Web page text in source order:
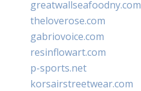
greatwallseafoodny.com
theloverose.com
gabriovoice.com
resinflowart.com
p-sports.net
korsairstreetwear.com